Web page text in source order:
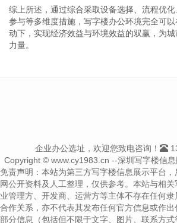
综上所述，通过综合采取设备选择、流程优
参与等多维度措施，写字楼办公环境完全可
动下，实现经济效益与环境效益的双赢，为
力量。
企业办公选址，欢迎您致电咨询！
Copyright © www.cy1983.cn --深圳写字楼信
免责声明：本站为第三方写字楼信息展示平台
网公开资料及人工整理，仅供参考。本站与相
业管理方、开发商、运营方等主体不存在任何
合作关系，亦不代表其发布任何官方信息或作
部分信息（包括但不限于文字、图片、联系方